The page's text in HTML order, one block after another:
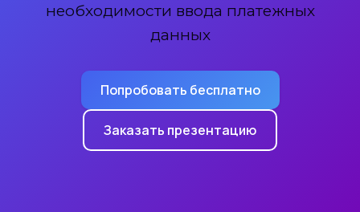
необходимости ввода платежных
данных
Попробовать бесплатно
Заказать презентацию